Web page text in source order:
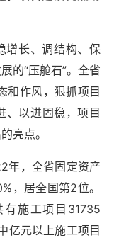
增长、调结构、保
的“压舱石”。全省
和作风，狠抓项目
、以进固稳，项目
亮点。
年，全省固定资产
，居全国第2位。
施工项目31735
亿元以上施工项目